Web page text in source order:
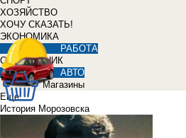
ХОЗЯЙСТВО
ХОЧУ СКАЗАТЬ!
ЭКОНОМИКА
РАБОТА
СПРАВОЧНИК
АВТО
Магазины
Еще
История Морозовска